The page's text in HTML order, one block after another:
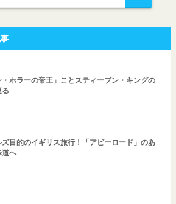
・ホラーの帝王」ことスティーブン・キングの
る
ズ目的のイギリス旅行！「アビーロード」のあ
道へ